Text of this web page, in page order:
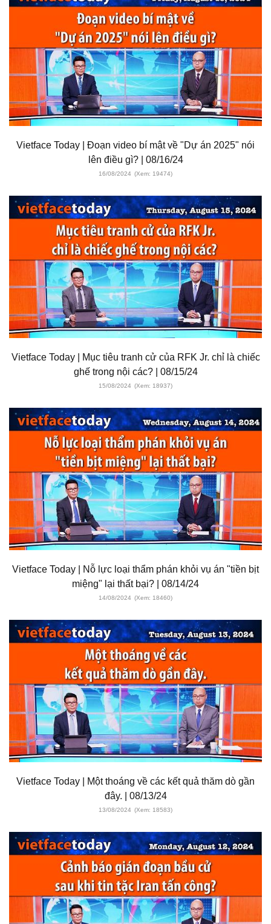
Vietface Today | Đoạn video bí mật về "Dự án 2025" nói
lên điều gì? | 08/16/24
16/08/2024 (Xem: 19474)
Vietface Today | Mục tiêu tranh cử của RFK Jr. chỉ là chiếc
ghế trong nội các? | 08/15/24
15/08/2024 (Xem: 18937)
Vietface Today | Nỗ lực loại thẩm phán khỏi vụ án "tiền bịt
miệng" lại thất bại? | 08/14/24
14/08/2024 (Xem: 18460)
Vietface Today | Một thoáng về các kết quả thăm dò gần
đây. | 08/13/24
13/08/2024 (Xem: 18583)